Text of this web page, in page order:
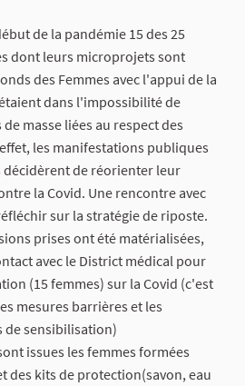
de la pandémie 15 des 25
dont leurs microprojets sont
des Femmes avec l'appui de la
dans l'impossibilité de
masse liées au respect des
les manifestations publiques
de réorienter leur
la Covid. Une rencontre avec
sur la stratégie de riposte.
prises ont été matérialisées,
avec le District médical pour
(15 femmes) sur la Covid (c'est
mesures barrières et les
de sensibilisation)
issues les femmes formées
des kits de protection(savon, eau